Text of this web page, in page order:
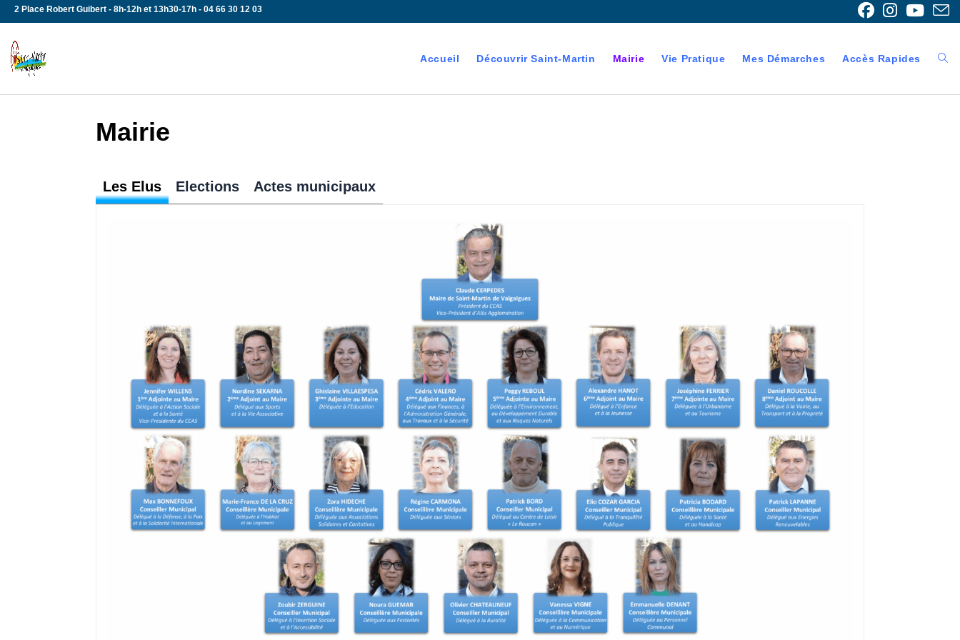
Skip
to
content
2 Place Robert Guibert - 8h-12h et 13h30-17h - 04 66 30 12 03
Accueil Découvrir Saint-Martin Mairie Vie Pratique Mes Démarches Accès Rapides
Mairie
Les Elus Elections Actes municipaux
Tous aux urnes !!! Chaque Français devenant majeur est
automatiquement inscrit sur les listes électorales de la commune
où il réside s’il a, préalablement, fait les démarches de
recensement citoyen dès l’âge de 16 ans. Une inscription d’office
peut ne pas être prise en compte du fait d’un recensement tardif
ou encore d’un déménagement après le recensement.
Dans ce cas, il convient de demander à être inscrit sur les listes
électorales auprès de sa mairie.